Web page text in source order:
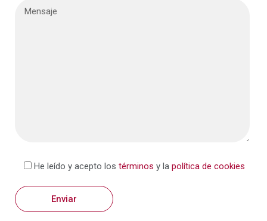
He leído y acepto los términos y la política de cookies